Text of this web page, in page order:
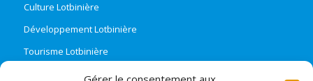
Culture Lotbinière
Développement Lotbinière
Tourisme Lotbinière
Région Lotbinière